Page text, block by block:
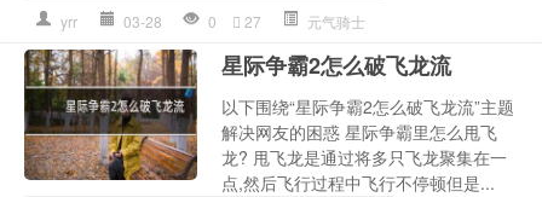
yrr 03-28 0 27 元气骑士
星际争霸2怎么破飞龙流
以下围绕“星际争霸2怎么破飞龙流”主题
解决网友的困惑 星际争霸里怎么甩飞
龙? 甩飞龙是通过将多只飞龙聚集在一
点,然后飞行过程中飞行不停顿但是...